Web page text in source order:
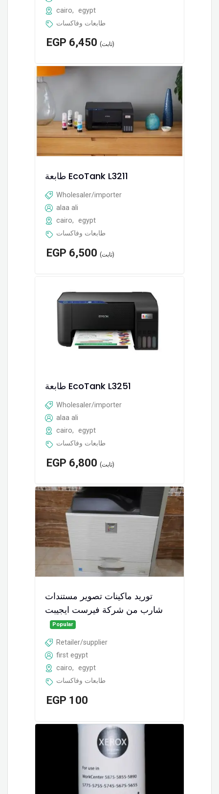
cairo,
egypt
طابعات وفاكسات
EGP 6,450 (ثابت)
طابعة EcoTank L3211
Wholesaler/importer
alaa ali
cairo,
egypt
طابعات وفاكسات
EGP 6,500 (ثابت)
طابعة EcoTank L3251
Wholesaler/importer
alaa ali
cairo,
egypt
طابعات وفاكسات
EGP 6,800 (ثابت)
توريد ماكينات تصوير مستندات
شارب من شركة فيرست ايجيبت
Popular
Retailer/supplier
first egypt
cairo,
egypt
طابعات وفاكسات
EGP 100